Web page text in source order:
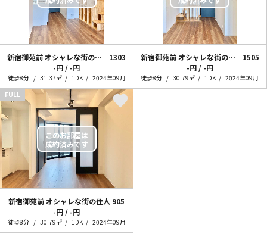
新宿御苑前 オシャレな街の住人~+loft~
1303
-円 / -円
徒歩8分 31.37㎡ 1DK 2024年09月
新宿御苑前 オシャレな街の住人~+loft~
1505
-円 / -円
徒歩8分 30.79㎡ 1DK
2024年09月
FULL
新宿御苑前 オシャレな街の住人 905
-円 / -円
徒歩8分 30.79㎡ 1DK 2024年09月